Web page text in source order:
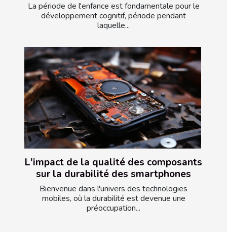
La période de l'enfance est fondamentale pour le
développement cognitif, période pendant
laquelle...
L'impact de la qualité des composants
sur la durabilité des smartphones
Bienvenue dans l'univers des technologies
mobiles, où la durabilité est devenue une
préoccupation...